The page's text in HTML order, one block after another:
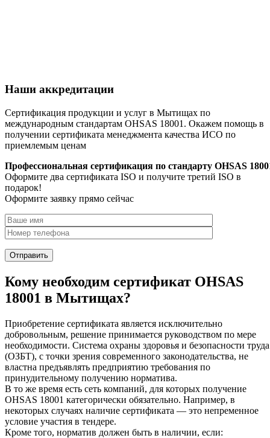
Наши аккредитации
Сертификация продукции и услуг в Мытищах по
международным стандартам OHSAS 18001. Окажем помощь в
получении сертификата менеджмента качества ИСО по
приемлемым ценам
Профессиональная сертификация по стандарту OHSAS
Оформите два сертификата ISO и получите третий ISO в
подарок!
Оформите заявку прямо сейчас
Кому необходим сертификат OHSAS
18001 в Мытищах?
Приобретение сертификата является исключительно
добровольным, решение принимается руководством по мере
необходимости. Система охраны здоровья и безопасности труда
(ОЗБТ), с точки зрения современного законодательства, не
властна предъявлять предприятию требования по
принудительному получению норматива.
В то же время есть сеть компаний, для которых получение
OHSAS 18001 категорически обязательно. Например, в
некоторых случаях наличие сертификата — это непременное
условие участия в тендере.
Кроме того, норматив должен быть в наличии, если: